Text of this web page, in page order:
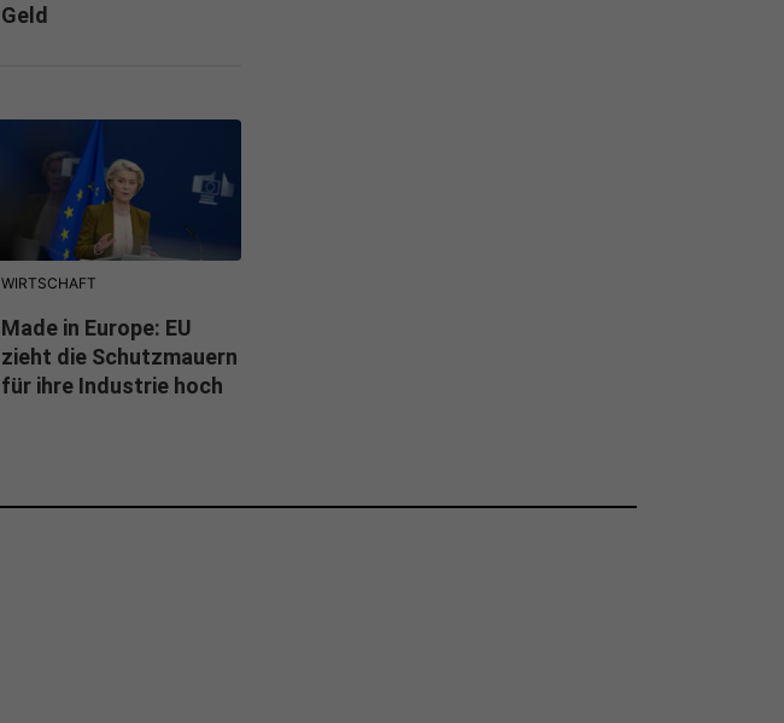
Geld
WIRTSCHAFT
Made in Europe: EU
zieht die Schutzmauern
für ihre Industrie hoch